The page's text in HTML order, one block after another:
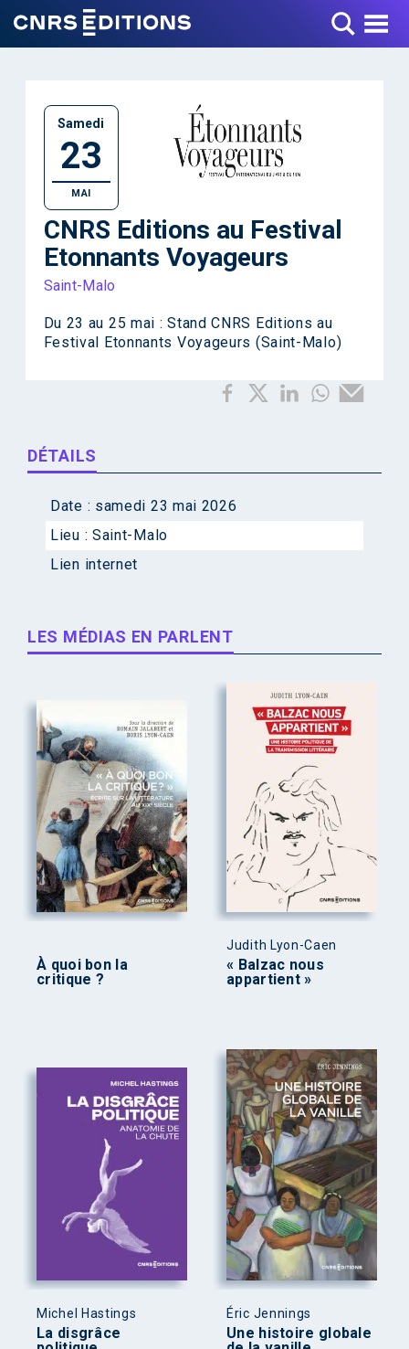
Toggle Menu
Samedi
23
MAI
CNRS Editions au Festival
Etonnants Voyageurs
Saint-Malo
Du 23 au 25 mai : Stand CNRS Editions au
Festival Etonnants Voyageurs (Saint-Malo)
DÉTAILS
Date : samedi 23 mai 2026
Lieu : Saint-Malo
Lien internet
LES MÉDIAS EN PARLENT
À quoi bon la
critique ?
Judith Lyon-Caen
« Balzac nous
appartient »
Michel Hastings
La disgrâce
Éric Jennings
Une histoire globale